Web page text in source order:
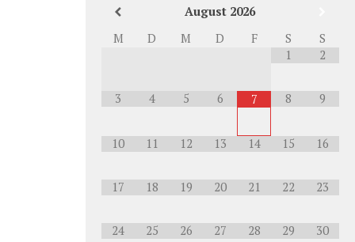
August 2026
M
D M D F S
S
1
2
3 4 5 6 7 8 9
10 11 12 13 14 15 16
17 18 19 20 21 22 23
24 25 26 27 28 29 30